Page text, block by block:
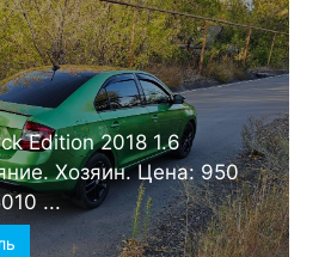
Edition 2018 1.6
Хозяин. Цена: 950
...